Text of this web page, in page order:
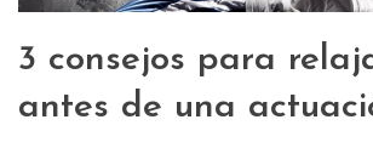
3 consejos para
antes de una